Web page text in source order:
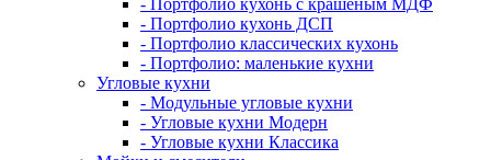
- Портфолио кухонь с крашеным МДФ
- Портфолио кухонь ДСП
- Портфолио классических кухонь
- Портфолио: маленькие кухни
Угловые кухни
- Модульные угловые кухни
- Угловые кухни Модерн
- Угловые кухни Классика